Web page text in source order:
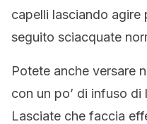
capelli lasciando agire
seguito sciacquate
Potete anche versare
con un po’ di infuso di
Lasciate che faccia